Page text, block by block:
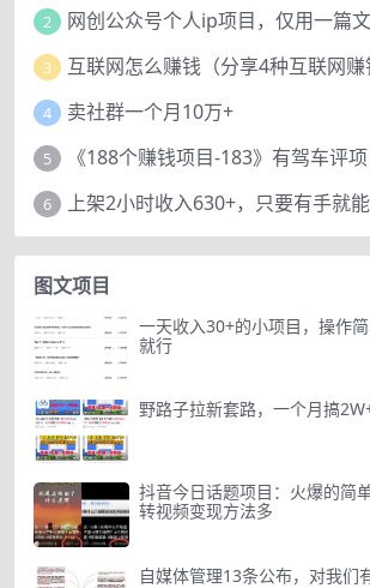
2
3 互联网怎么赚钱（分享4种互联网赚
4 卖社群一个月10万+
5
6
图文项目
一天收入30+的小项目，操作
就行
野路子拉新套路，一个月搞2W+
抖音今日话题项目：火爆的简
转视频变现方法多
自媒体管理13条公布，对我们